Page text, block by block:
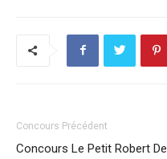
Concours Précédent
Concours Le Petit Robert De